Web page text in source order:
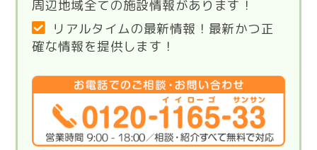
周辺地域全ての施設情報があります！
リアルタイムの最新情報！最新かつ正
確な情報を提供します！